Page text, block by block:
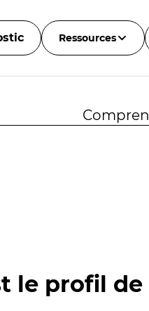
Ressources
le profil